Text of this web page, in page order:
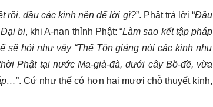
rồi, đầu các kinh nên để lời gì?”. Phật trả lời “Đầu
Đại bi, khi A-nan thỉnh Phật: “Làm sao kết tập pháp
sẽ hỏi như vậy “Thế Tôn giảng nói các kinh như
Phật tại nước Ma-già-đà, dưới cây Bồ-đề, vừa
”. Cứ như thế có hơn hai mươi chỗ thuyết kinh,